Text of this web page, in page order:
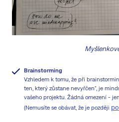
Brainstorming
Vzhledem k tomu, že při
ten, který zůstane nevyřčen", je
vašeho projektu. Žádná omezení -
(Nemusíte se obávat, že je později